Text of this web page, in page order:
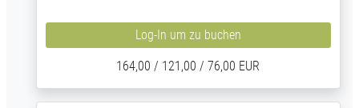
Log-In um zu buchen
164,00 / 121,00 / 76,00 EUR